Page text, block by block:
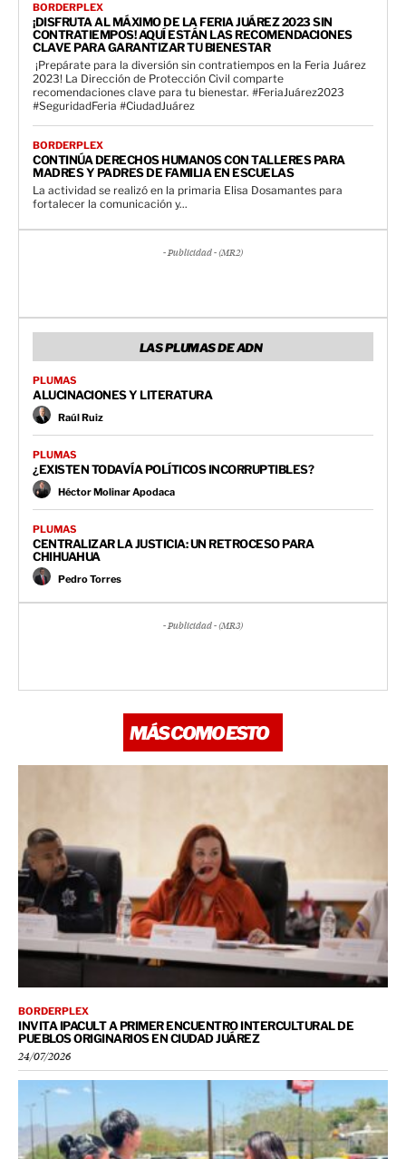
BORDERPLEX
¡DISFRUTA AL MÁXIMO DE LA FERIA JUÁREZ 2023 SIN
CONTRATIEMPOS! AQUÍ ESTÁN LAS RECOMENDACIONES
CLAVE PARA GARANTIZAR TU BIENESTAR
️ ¡Prepárate para la diversión sin contratiempos en la Feria Juárez
2023! La Dirección de Protección Civil comparte
recomendaciones clave para tu bienestar. #FeriaJuárez2023
#SeguridadFeria #CiudadJuárez
BORDERPLEX
CONTINÚA DERECHOS HUMANOS CON TALLERES PARA
MADRES Y PADRES DE FAMILIA EN ESCUELAS
La actividad se realizó en la primaria Elisa Dosamantes para
fortalecer la comunicación y...
- Publicidad - (MR2)
LAS PLUMAS DE ADN
PLUMAS
ALUCINACIONES Y LITERATURA
Raúl Ruiz
PLUMAS
¿EXISTEN TODAVÍA POLÍTICOS INCORRUPTIBLES?
Héctor Molinar Apodaca
PLUMAS
CENTRALIZAR LA JUSTICIA: UN RETROCESO PARA
CHIHUAHUA
Pedro Torres
- Publicidad - (MR3)
MÁS COMO ESTO
BORDERPLEX
INVITA IPACULT A PRIMER ENCUENTRO INTERCULTURAL DE
PUEBLOS ORIGINARIOS EN CIUDAD JUÁREZ
24/07/2026